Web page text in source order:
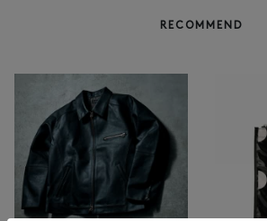
RECOMMEND